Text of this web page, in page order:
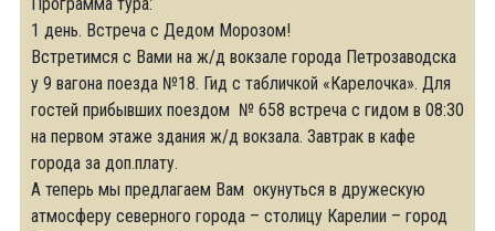
1 день. Встреча с Дедом Морозом!
Встретимся с Вами на ж/д вокзале города Петрозаводска
у 9 вагона поезда №18. Гид с табличкой «Карелочка». Для
гостей прибывших поездом № 658 встреча с гидом в 08:30
на первом этаже здания ж/д вокзала. Завтрак в кафе
города за доп.плату.
А теперь мы предлагаем Вам окунуться в дружескую
атмосферу северного города – столицу Карелии – город